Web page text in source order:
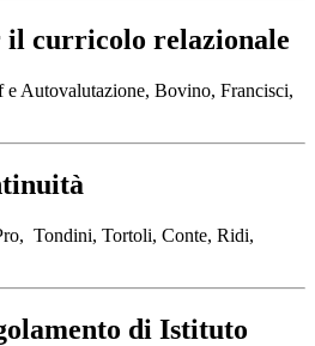
il curricolo relazionale
Autovalutazione, Bovino, Francisci,
Tondini, Tortoli, Conte, Ridi,
di Istituto